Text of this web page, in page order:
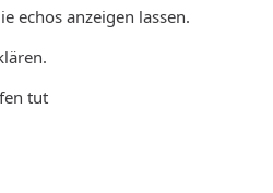
echos anzeigen lassen.
tut